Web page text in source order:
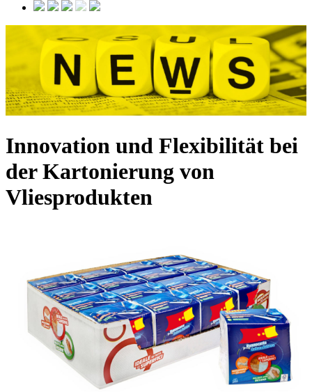
Innovation und Flexibilität bei
der Kartonierung von
Vliesprodukten